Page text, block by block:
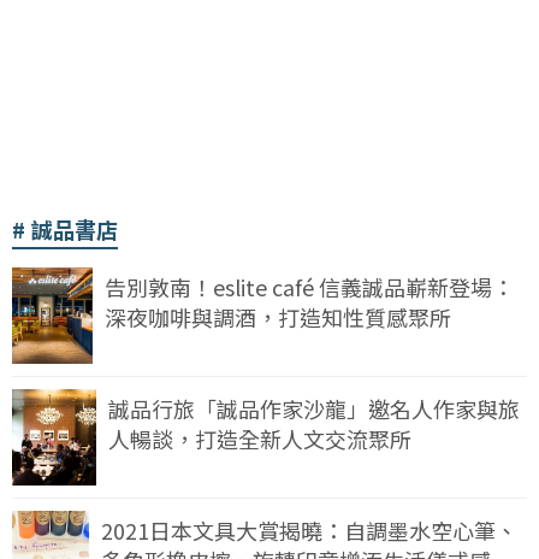
誠品書店
告別敦南！eslite café 信義誠品嶄新登場：
深夜咖啡與調酒，打造知性質感聚所
誠品行旅「誠品作家沙龍」邀名人作家與旅
人暢談，打造全新人文交流聚所
2021日本文具大賞揭曉：自調墨水空心筆、